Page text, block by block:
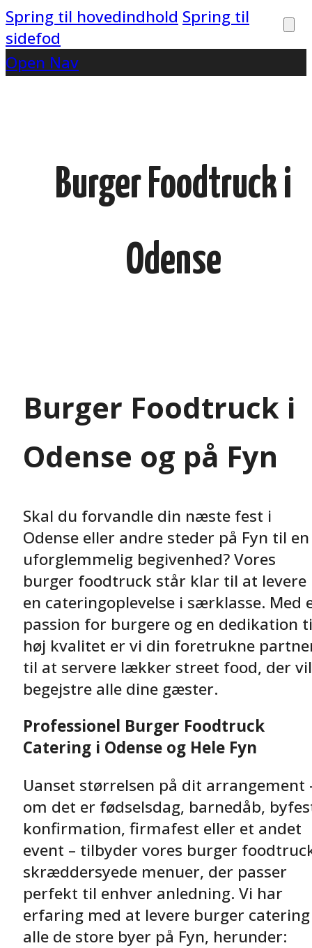
Spring til hovedindhold Spring til
sidefod
Open Nav
Burger Foodtruck i
Odense
Burger Foodtruck i
Odense og på Fyn
Skal du forvandle din næste fest i
Odense eller andre steder på Fyn til en
uforglemmelig begivenhed? Vores
burger foodtruck står klar til at levere
en cateringoplevelse i særklasse. Med
passion for burgere og en dedikation
høj kvalitet er vi din foretrukne
til at servere lækker street food, der vil
begejstre alle dine gæster.
Professionel Burger Foodtruck
Catering i Odense og Hele Fyn
Uanset størrelsen på dit arrangement
om det er fødselsdag, barnedåb,
konfirmation, firmafest eller et andet
event – tilbyder vores burger
skræddersyede menuer, der passer
perfekt til enhver anledning. Vi har
erfaring med at levere burger
alle de store byer på Fyn, herunder: